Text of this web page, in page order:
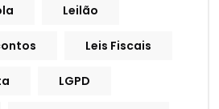
Leilão
Leis Fiscais
LGPD